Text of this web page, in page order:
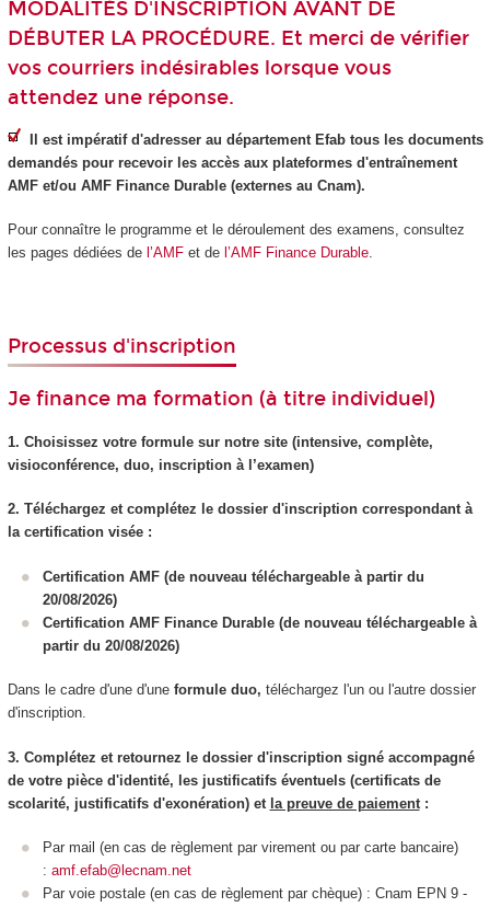
MODALITÉS D'INSCRIPTION AVANT DE
DÉBUTER LA PROCÉDURE. Et merci de vérifier
vos courriers indésirables lorsque vous
attendez une réponse.
Il est impératif d'adresser au département Efab tous les documents
demandés pour recevoir les accès aux plateformes d'entraînement
AMF et/ou AMF Finance Durable (externes au Cnam).
Pour connaître le programme et le déroulement des examens, consultez
les pages dédiées de l’AMFet de l’AMF Finance Durable.
Processus d'inscription
Je finance ma formation (à titre individuel)
1. Choisissez votre formule sur notre site (intensive, complète,
visioconférence, duo, inscription à l’examen)
2. Téléchargez et complétez le dossier d'inscription correspondant à
la certification visée :
Certification AMF (de nouveau téléchargeable à partir du
20/08/2026)
Certification AMF Finance Durable (de nouveau téléchargeable à
partir du 20/08/2026)
Dans le cadre d'une d'uneformule duo, téléchargez l'un ou l'autre dossier
d'inscription.
3. Complétez et retournez le dossier d'inscription signé accompagné
de votre pièce d'identité, les justificatifs éventuels (certificats de
scolarité, justificatifs d'exonération) et la preuve de paiement:
Par mail (en cas de règlement par virement ou par carte bancaire)
: amf.efab@lecnam.net
Par voie postale (en cas de règlement par chèque) : Cnam EPN 9 -